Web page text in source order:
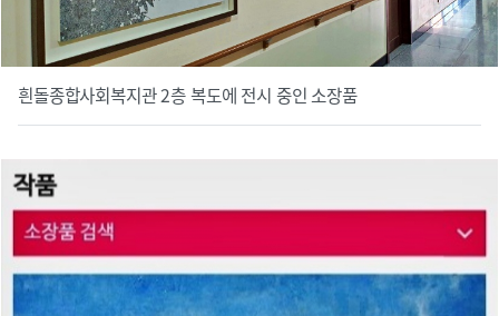
흰돌종합사회복지관 2층 복도에 전시 중인 소장품